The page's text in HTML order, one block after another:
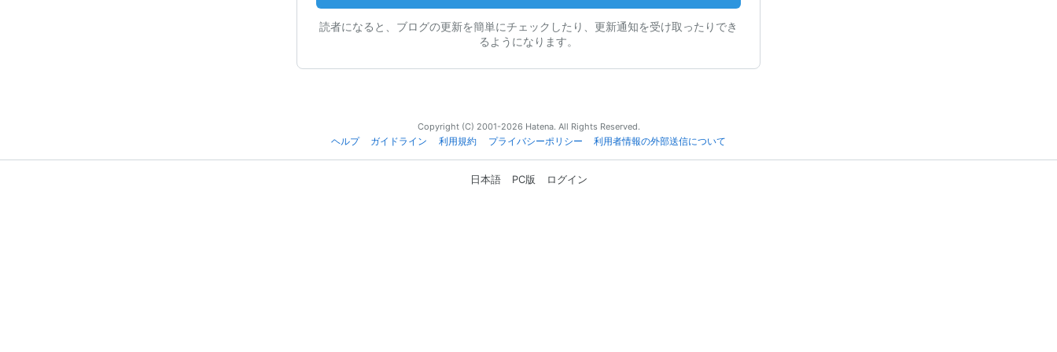
読者になると、ブログの更新を簡単にチェックしたり、更新通知を受け取ったりでき
るようになります。
Copyright (C) 2001-2026 Hatena. All Rights Reserved.
ヘルプ
ガイドライン 利用規約 プライバシーポリシー 利用者情報の外部送信について
日本語 PC版 ログイン